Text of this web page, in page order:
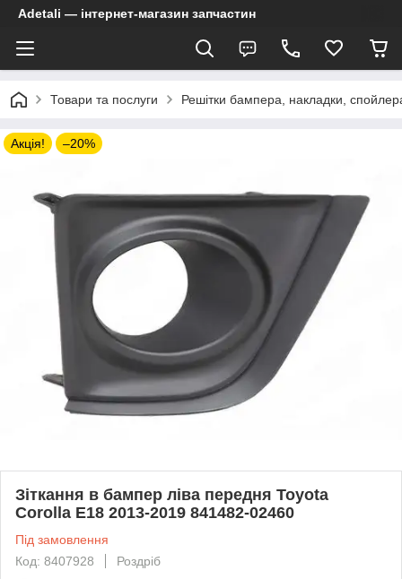
Adetali — інтернет-магазин запчастин
Товари та послуги Решітки бампера, накладки,
Акція! –20%
Зіткання в бампер ліва передня Toyota
Corolla E18 2013-2019 841482-02460
Під замовлення
Код: 8407928
Роздріб